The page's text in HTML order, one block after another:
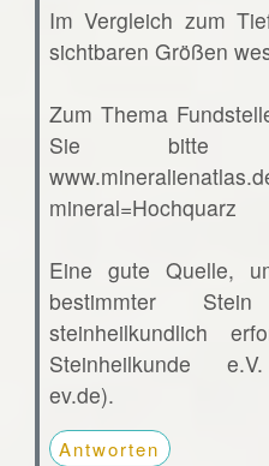
Im Vergleich zum
sichtbaren Größen
Zum Thema
Sie bitte
mineral=Hochquarz
Eine gute Quelle,
bestimmter
steinheilkundlich
Steinheilkunde
ev.de).
Antworten